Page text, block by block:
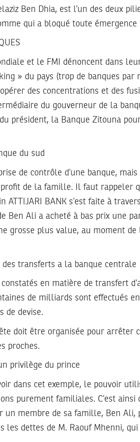
Ben Dhia, est l’un des deux
qui a bloqué toute émergence
et le FMI dénoncent dans
» du pays (trop de banques par
des concentrations et des
du gouverneur de la
président, la Banque Zitouna
du sud
de contrôle d’une banque, mais
de la famille. Il faut rappeler
ATTIJARI BANK s’est faite à
Ben Ali a acheté à bas prix une
grosse plus value, au moment de
des transferts a la banque centrale
constatés en matière de transfert
de milliards sont effectués
de devise.
doit être organisée pour arrêter
proches.
privilège du prince
dans cet exemple, le pouvoir
purement familiales. C’est ainsi
un membre de sa famille, Ben Ali,
les dettes de M. Raouf Mhenni,